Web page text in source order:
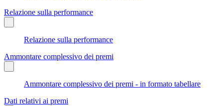
Relazione sulla performance
Relazione sulla performance
Ammontare complessivo dei premi
Ammontare complessivo dei premi - in formato tabellare
Dati relativi ai premi